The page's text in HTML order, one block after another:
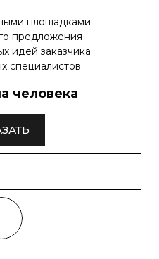
площадками
предложения
идей заказчика
специалистов
человека